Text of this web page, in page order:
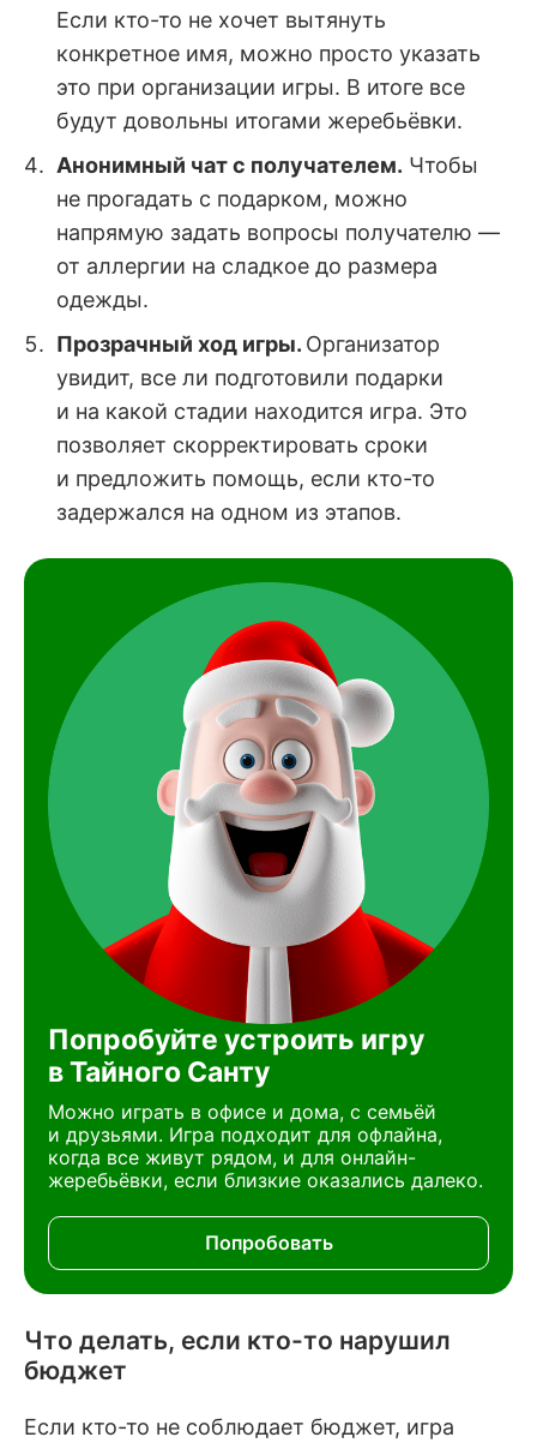
Если кто-то не хочет вытянуть
конкретное имя, можно просто указать
это при организации игры. В итоге все
будут довольны итогами жеребьёвки.
Анонимный чат с получателем. Чтобы
не прогадать с подарком, можно
напрямую задать вопросы получателю —
от аллергии на сладкое до размера
одежды.
Прозрачный ход игры. Организатор
увидит, все ли подготовили подарки
и на какой стадии находится игра. Это
позволяет скорректировать сроки
и предложить помощь, если кто-то
задержался на одном из этапов.
Попробуйте устроить игру
в Тайного Санту
Можно играть в офисе и дома, с семьёй
и друзьями. Игра подходит для офлайна,
когда все живут рядом, и для онлайн-
жеребьёвки, если близкие оказались далеко.
Попробовать
Что делать, если кто-то нарушил
бюджет
Если кто-то не соблюдает бюджет, игра